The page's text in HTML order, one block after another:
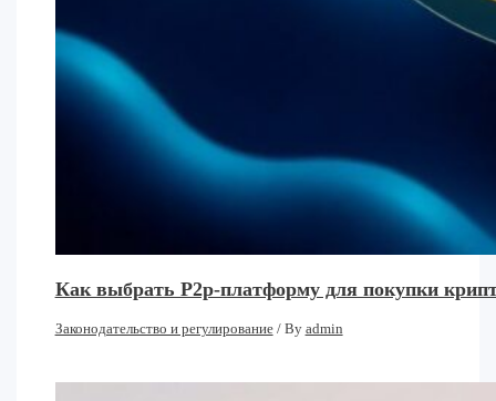
Как выбрать P2p-платформу для покупки
Законодательство и регулирование/ By admin